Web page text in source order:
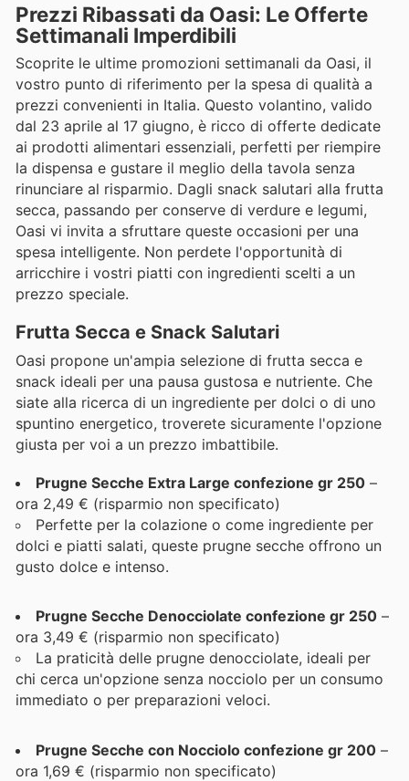
Prezzi Ribassati da Oasi: Le Offerte
Settimanali Imperdibili
Scoprite le ultime promozioni settimanali da Oasi, il
vostro punto di riferimento per la spesa di qualità a
prezzi convenienti in Italia. Questo volantino, valido
dal 23 aprile al 17 giugno, è ricco di offerte dedicate
ai prodotti alimentari essenziali, perfetti per riempire
la dispensa e gustare il meglio della tavola senza
rinunciare al risparmio. Dagli snack salutari alla frutta
secca, passando per conserve di verdure e legumi,
Oasi vi invita a sfruttare queste occasioni per una
spesa intelligente. Non perdete l'opportunità di
arricchire i vostri piatti con ingredienti scelti a un
prezzo speciale.
Frutta Secca e Snack Salutari
Oasi propone un'ampia selezione di frutta secca e
snack ideali per una pausa gustosa e nutriente. Che
siate alla ricerca di un ingrediente per dolci o di uno
spuntino energetico, troverete sicuramente l'opzione
giusta per voi a un prezzo imbattibile.
Prugne Secche Extra Large confezione gr 250 –
ora 2,49 € (risparmio non specificato)
Perfette per la colazione o come ingrediente per
dolci e piatti salati, queste prugne secche offrono un
gusto dolce e intenso.
Prugne Secche Denocciolate confezione gr 250 –
ora 3,49 € (risparmio non specificato)
La praticità delle prugne denocciolate, ideali per
chi cerca un'opzione senza nocciolo per un consumo
immediato o per preparazioni veloci.
Prugne Secche con Nocciolo confezione gr 200 –
ora 1,69 € (risparmio non specificato)